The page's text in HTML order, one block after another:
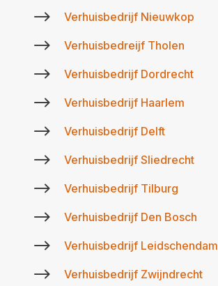
$ Verhuisbedrijf Nieuwkop
$ Verhuisbedreijf Tholen
$ Verhuisbedrijf Dordrecht
$ Verhuisbedrijf Haarlem
$ Verhuisbedrijf Delft
$ Verhuisbedrijf Sliedrecht
$ Verhuisbedrijf Tilburg
$ Verhuisbedrijf Den Bosch
$ Verhuisbedrijf Leidschendam
$ Verhuisbedrijf Zwijndrecht